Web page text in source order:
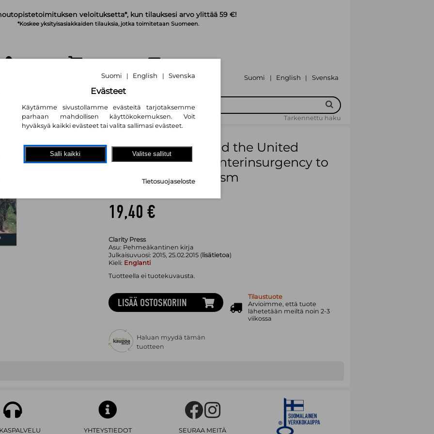
veloituksetta*, kun tilauksesi arvo ylittää 59 €!
*Koskee yksityisasiakkaiden tilauksia, jotka toimitetaan Suomeen.
TILAA UUTISKIRJE Suomi | English | Svenska
Tarkennettu haku
State Terrorism and the United
States - From Counterinsurgency to
the War on Terrorism
19,40 €
Clarity Press
Asu: Pehmeäkantinen kirja
Julkaisuvuosi: 2015, 25.02.2015 (lisätietoa)
Kieli: Englanti
Tuotteella ei tuotekuvausta.
LISÄÄ OSTOSKORIIN
Tilaustuote
Arvioimme, että tuote
lähetetään meiltä noin 2-3
viikossa
Haluan myydä tämän
tuotteen
YHTEYSTIEDOT SEURAA MEITÄ
Suomi | English | Svenska
Evästeet
Käytämme sivustollamme evästeitä tarjotaksemme
parhaan mahdollisen käyttökokemuksen. Voit
hyväksyä kaikki evästeet tai valita sallimasi evästeet.
Salli kaikki Valitse sallitut
Tietosuojaseloste